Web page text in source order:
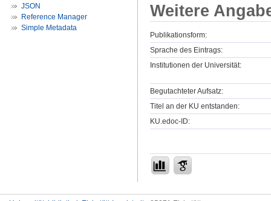
JSON
Reference Manager
Simple Metadata
Weitere
Publikationsform:
Sprache des Eintrags:
Institutionen der Universität:
Begutachteter Aufsatz:
Titel an der KU entstanden:
KU.edoc-ID: